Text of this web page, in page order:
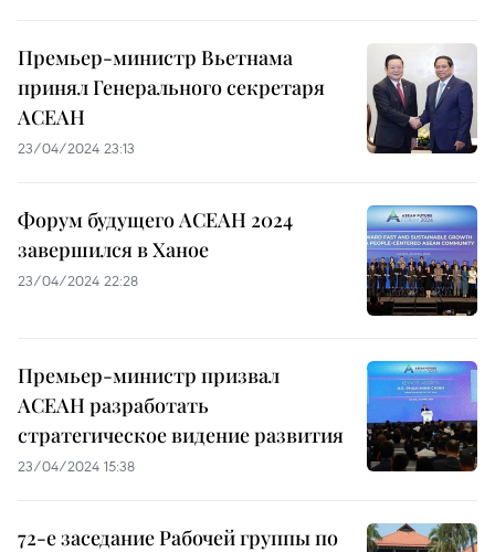
Премьер-министр Вьетнама
принял Генерального секретаря
АСЕАН
23/04/2024 23:13
Форум будущего АСЕАН 2024
завершился в Ханое
23/04/2024 22:28
Премьер-министр призвал
АСЕАН разработать
стратегическое видение развития
23/04/2024 15:38
72-е заседание Рабочей группы по